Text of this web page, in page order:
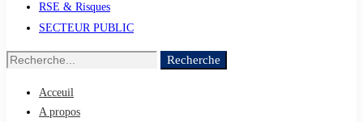
RSE & Risques
SECTEUR PUBLIC
Recherche
Recherche
Acceuil
A propos